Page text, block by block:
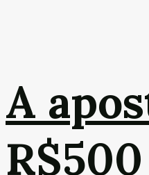
A
R$500